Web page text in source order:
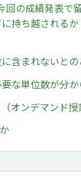
回の成績発表で
持ち越される
含まれないと
な単位数が分
オンデマンド